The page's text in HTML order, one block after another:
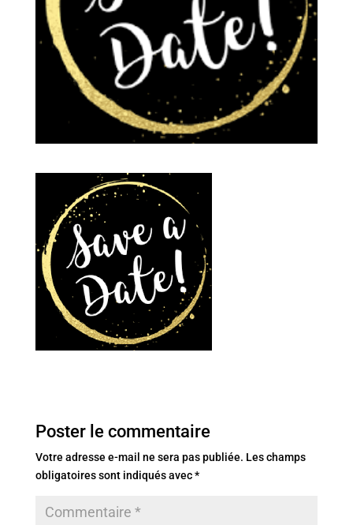
Poster le commentaire
Votre adresse e-mail ne sera pas publiée. Les champs
obligatoires sont indiqués avec*